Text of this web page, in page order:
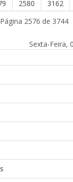
2580 3162
Página 2576 de 3744
Sexta-Feira,